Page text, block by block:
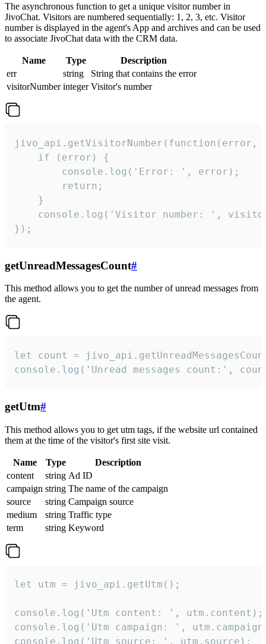
The asynchronous function to get a unique visitor number in
JivoChat. Visitors are numbered sequentially: 1, 2, 3, etc. Visitor
number is displayed in the agent's App and archives and can be used
to associate JivoChat data with the CRM data.
Name Type
Description
err
string
String that contains the error
visitorNumber integer Visitor's number
jivo_api.getVisitorNumber(function(error,
    if (error) {
        console.log('Error: ', error);
        return;
    }
console.log('Visitor number: ',
});
getUnreadMessagesCount#
This method allows you to get the number of unread messages from
the agent.
let count =
console.log('Unread messages count:',
getUtm#
This method allows you to get utm tags, if the website url contained
them at the time of the visitor's first site visit.
Name Type
Description
content
string Ad ID
campaign string The name of the campaign
source
string Campaign source
medium
string Traffic type
term
string Keyword
let utm = jivo_api.getUtm();
console.log('Utm content: ', utm.content);
console.log('Utm campaign: ',
console.log('Utm source: ', utm.source);